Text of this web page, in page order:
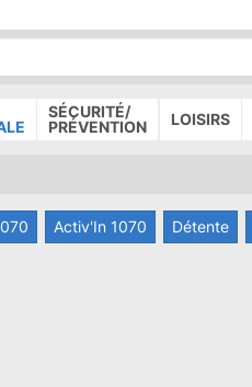
MENU
DE
PAGE
SÉCURITÉ/
PRÉVENTION
LOISIRS
Activ'In 1070 Détente